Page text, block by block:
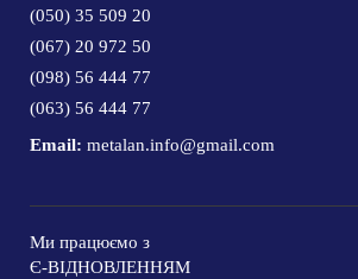
(050) 35 509 20
(067) 20 972 50
(098) 56 444 77
(063) 56 444 77
Email: metalan.info@gmail.com
Ми працюємо з
Є-ВІДНОВЛЕННЯМ